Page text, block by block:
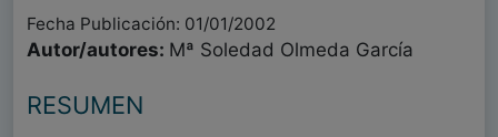
Fecha Publicación: 01/01/2002
Autor/autores: Mª Soledad Olmeda García
RESUMEN